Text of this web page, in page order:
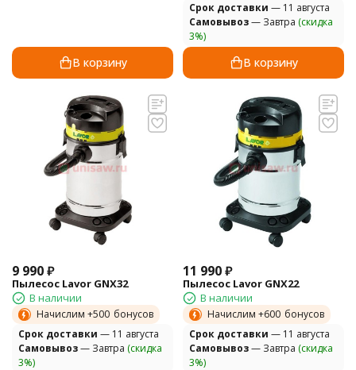
В корзину
Cрок доставки — 11 августа
Самовывоз— Завтра (скидка
3%)
В корзину
9 990₽
Пылесос Lavor GNX32
В наличии
Начислим +500 бонусов
Cрок доставки — 11 августа
Самовывоз— Завтра (скидка
3%)
11 990₽
Пылесос Lavor GNX22
В наличии
Начислим +600 бонусов
Cрок доставки — 11 августа
Самовывоз— Завтра (скидка
3%)